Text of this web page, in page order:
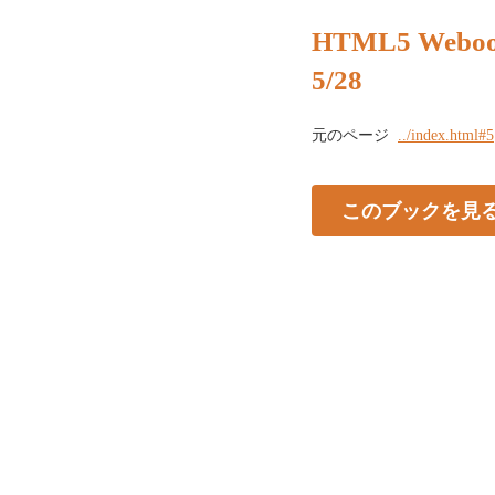
HTML5
5/28
元のページ ../index.html#5
このブックを見